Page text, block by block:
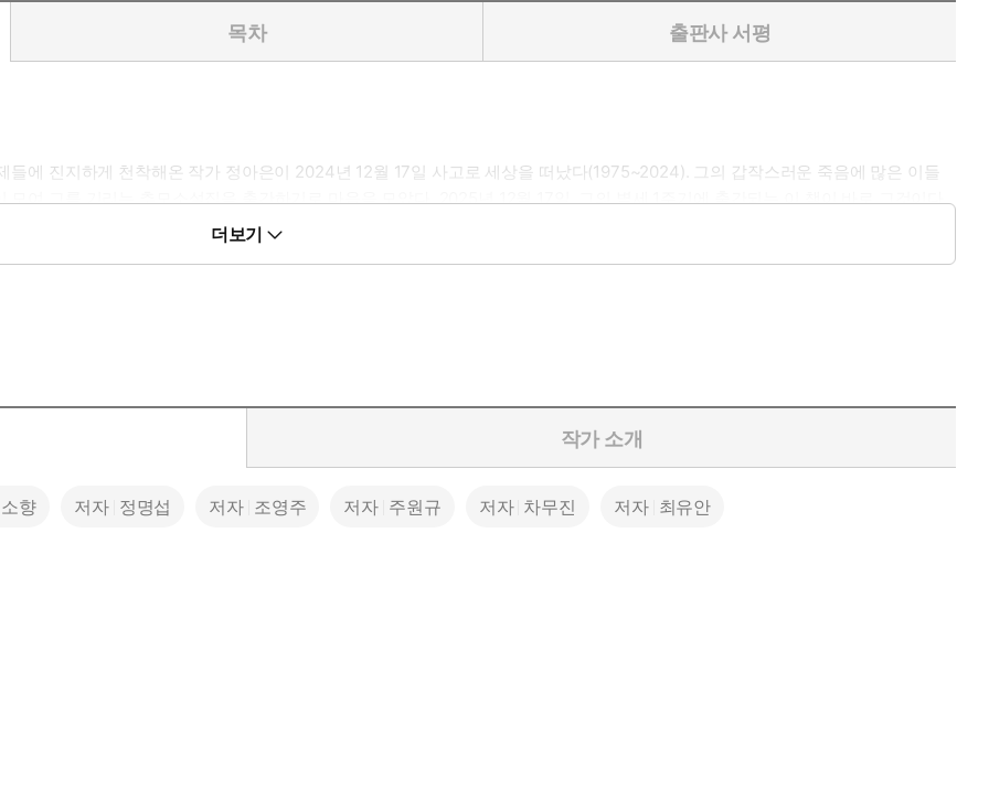
목차 출판사 서평
들에 진지하게 천착해온 작가 정아은이 2024년 12월 17일 사고로 세상을 떠났다(1975~2024). 그의 갑작스러운 죽음에 많은 이들
여 그를 기리는 추모소설집을 출간하기로 마음을 모았다. 2025년 12월 17일, 그의 별세 1주기에 출간되는 이 책이 바로 그것이다.
문학적 유산을 받아들이는 작업이다. 정아은 작가와 그의 작품을 생각하면 떠오르는 것을 소재로 아홉 편의 단편을 실었고, 소재에
럼 고인의 작품세계 전체를 가늠하게 해주는 동시에, 저마다의 개성으로 소설적 재미와 완성도를 확보한다.
더보기
작가 소개
소향 저자 정명섭 저자 조영주 저자 주원규 저자 차무진 저자 최유안